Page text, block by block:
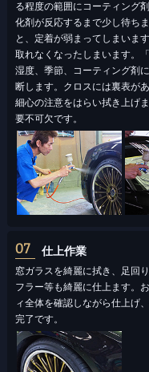
る程度の範囲にコーティング
化剤が反応するまで少し待ち
と、定着が弱まってしまいま
取れなくなったしまいます。
湿度、季節、コーティング剤
断します。クロスには裏表が
細心の注意をはらい拭き上げ
要不可欠です。
07 仕上作業
窓ガラスを綺麗に拭き、足回
フラー等も綺麗に仕上ます。
ィ全体を確認しながら仕上げ
完了です。